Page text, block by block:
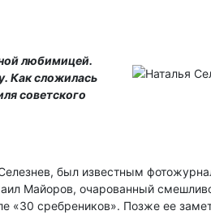
любимицей.
Как сложилась
советского
был известным
Майоров, очарованный
«30 сребреников». Позже ее